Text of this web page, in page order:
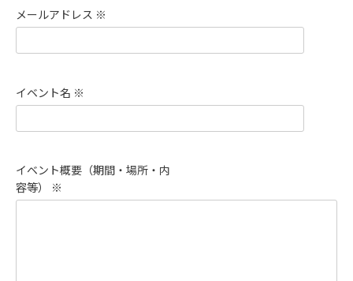
メールアドレス ※
イベント名 ※
イベント概要（期間・場所・内
容等） ※